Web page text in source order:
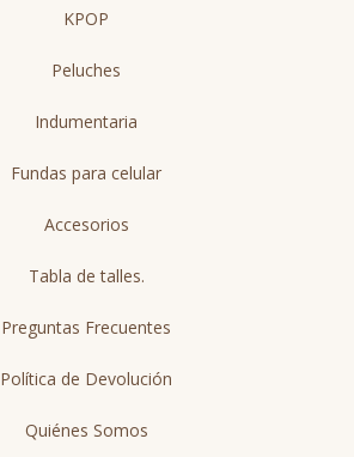
KPOP
Peluches
Indumentaria
Fundas para celular
Accesorios
Tabla de talles.
Preguntas Frecuentes
Política de Devolución
Quiénes Somos